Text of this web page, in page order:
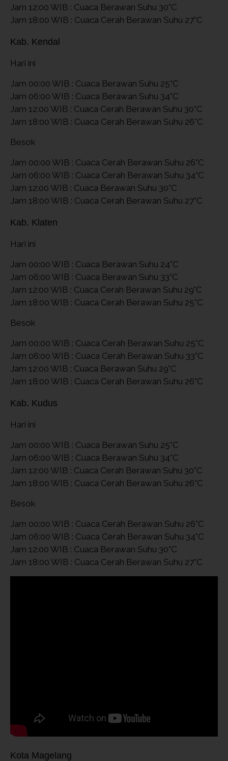
Jam 12:00 WIB : Cuaca Berawan Suhu 30°C
Jam 18:00 WIB : Cuaca Cerah Berawan Suhu 27°C
Kab. Kendal
Hari ini
Jam 00:00 WIB : Cuaca Berawan Suhu 25°C
Jam 06:00 WIB : Cuaca Berawan Suhu 34°C
Jam 12:00 WIB : Cuaca Cerah Berawan Suhu 30°C
Jam 18:00 WIB : Cuaca Cerah Berawan Suhu 26°C
Besok
Jam 00:00 WIB : Cuaca Cerah Berawan Suhu 26°C
Jam 06:00 WIB : Cuaca Cerah Berawan Suhu 34°C
Jam 12:00 WIB : Cuaca Berawan Suhu 30°C
Jam 18:00 WIB : Cuaca Cerah Berawan Suhu 27°C
Kab. Klaten
Hari ini
Jam 00:00 WIB : Cuaca Berawan Suhu 24°C
Jam 06:00 WIB : Cuaca Berawan Suhu 33°C
Jam 12:00 WIB : Cuaca Cerah Berawan Suhu 29°C
Jam 18:00 WIB : Cuaca Cerah Berawan Suhu 25°C
Besok
Jam 00:00 WIB : Cuaca Cerah Berawan Suhu 25°C
Jam 06:00 WIB : Cuaca Cerah Berawan Suhu 33°C
Jam 12:00 WIB : Cuaca Berawan Suhu 29°C
Jam 18:00 WIB : Cuaca Cerah Berawan Suhu 26°C
Kab. Kudus
Hari ini
Jam 00:00 WIB : Cuaca Berawan Suhu 25°C
Jam 06:00 WIB : Cuaca Berawan Suhu 34°C
Jam 12:00 WIB : Cuaca Cerah Berawan Suhu 30°C
Jam 18:00 WIB : Cuaca Cerah Berawan Suhu 26°C
Besok
Jam 00:00 WIB : Cuaca Cerah Berawan Suhu 26°C
Jam 06:00 WIB : Cuaca Cerah Berawan Suhu 34°C
Jam 12:00 WIB : Cuaca Berawan Suhu 30°C
Jam 18:00 WIB : Cuaca Cerah Berawan Suhu 27°C
Kota Magelang